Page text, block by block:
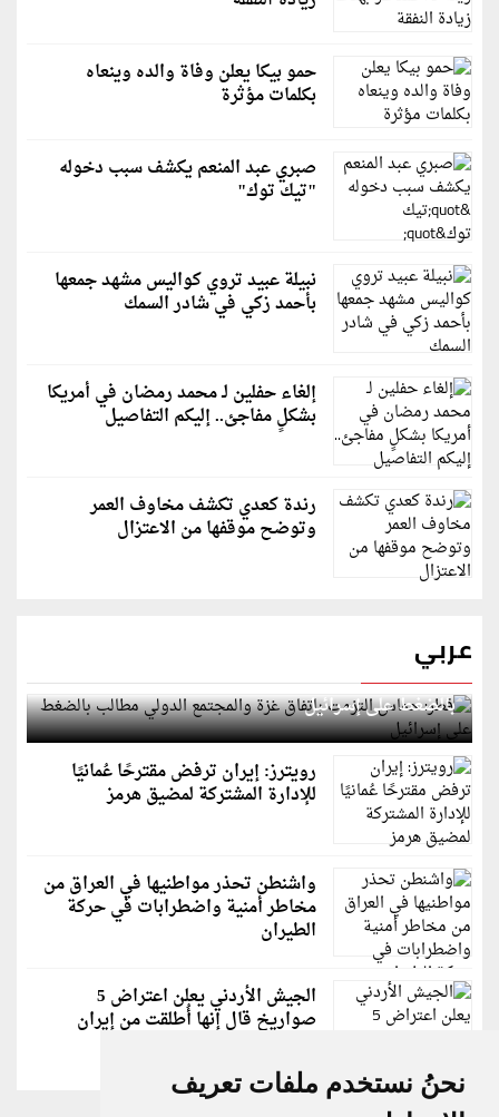
نحنُ نستخدم ملفات تعريف
حمو بيكا يعلن وفاة والده وينعاه
بكلمات مؤثرة
صبري عبد المنعم يكشف سبب دخوله
"تيك توك"
نبيلة عبيد تروي كواليس مشهد جمعها
بأحمد زكي في شادر السمك
إلغاء حفلين لـ محمد رمضان في أمريكا
بشكلٍ مفاجئ.. إليكم التفاصيل
رندة كعدي تكشف مخاوف العمر
وتوضح موقفها من الاعتزال
عربي
قطر: حماس التزمت باتفاق غزة والمجتمع الدولي مطالب
بالضغط على إسرائيل
رويترز: إيران ترفض مقترحًا عُمانيًا
للإدارة المشتركة لمضيق هرمز
واشنطن تحذر مواطنيها في العراق من
مخاطر أمنية واضطرابات في حركة
الطيران
الجيش الأردني يعلن اعتراض 5
صواريخ قال إنها أُطلقت من إيران